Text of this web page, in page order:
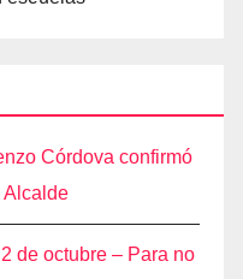
Córdova confirmó
Alcalde
2 de octubre – Para no